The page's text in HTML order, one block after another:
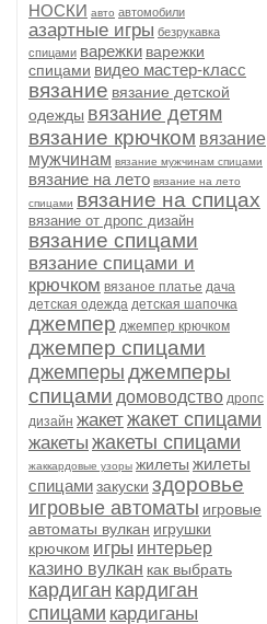
НОСКИ авто автомобили
азартные игры безрукавка
спицами варежки варежки
спицами видео мастер-класс
вязание вязание детской
одежды вязание детям
вязание крючком вязание
мужчинам вязание мужчинам спицами
вязание на лето вязание на лето
спицами вязание на спицах
вязание от дропс дизайн
вязание спицами
вязание спицами и
крючком вязаное платье дача
детская одежда детская шапочка
джемпер джемпер крючком
джемпер спицами
джемперы джемперы
спицами домоводство дропс
дизайн жакетжакет спицами
жакеты жакеты спицами
жаккардовые узоры жилеты жилеты
спицамизакуски здоровье
игровые автоматы игровые
автоматы вулкан игрушки
крючком игры интерьер
казино вулкан как выбрать
кардиган кардиган
спицами кардиганы